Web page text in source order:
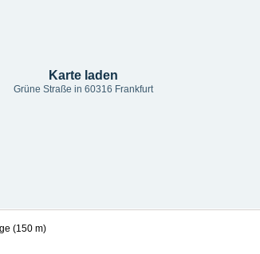
Karte laden
Grüne Straße in 60316 Frankfurt
(150 m)